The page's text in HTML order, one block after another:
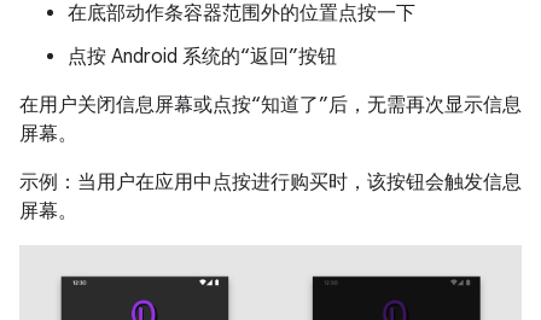
在底部动作条容器范围外的位置点按一下
点按 Android 系统的“返回”按钮
在用户关闭信息屏幕或点按“知道了”后，无需再次显示信息
屏幕。
示例：当用户在应用中点按进行购买时，该按钮会触发信息
屏幕。